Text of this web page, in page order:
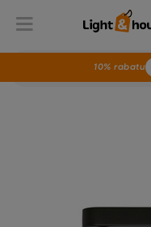
10% rabatu